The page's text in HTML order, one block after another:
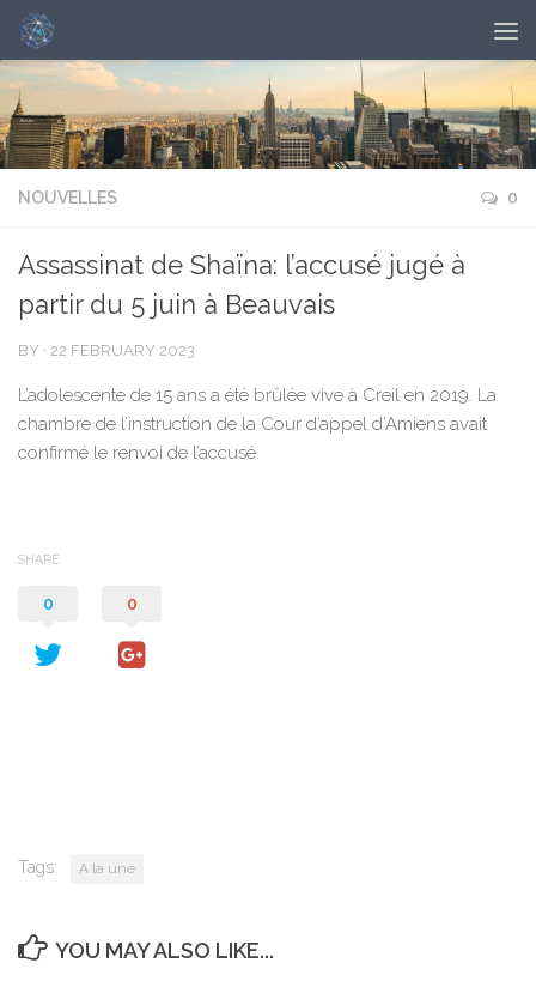
NOUVELLES 0
Assassinat de Shaïna: l’accusé jugé à
partir du 5 juin à Beauvais
BY · 22 FEBRUARY 2023
L’adolescente de 15 ans a été brûlée vive à Creil en 2019. La
chambre de l’instruction de la Cour d’appel d’Amiens avait
confirmé le renvoi de l’accusé.
SHARE
0 0
Tags: A la une
YOU MAY ALSO LIKE...